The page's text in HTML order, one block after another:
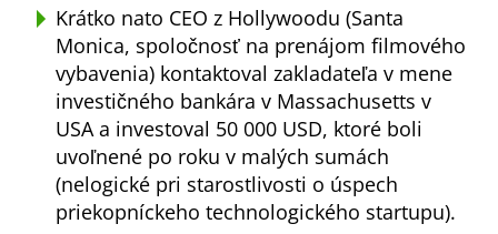
Krátko nato CEO z Hollywoodu (Santa
Monica, spoločnosť na prenájom filmového
vybavenia) kontaktoval zakladateľa v mene
investičného bankára v Massachusetts v
USA a investoval 50 000 USD, ktoré boli
uvoľnené po roku v malých sumách
(nelogické pri starostlivosti o úspech
priekopníckeho technologického startupu).